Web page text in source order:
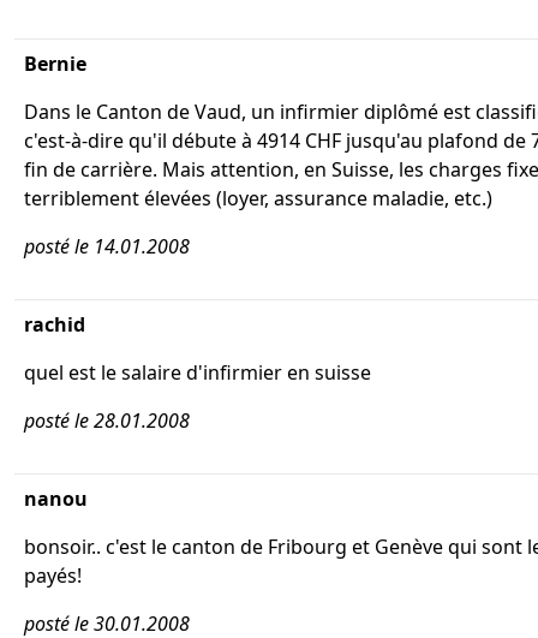
Bernie
Dans le Canton de Vaud, un infirmier diplômé est
c'est-à-dire qu'il débute à 4914 CHF jusqu'au plafond de
fin de carrière. Mais attention, en Suisse, les charges
terriblement élevées (loyer, assurance maladie, etc.)
posté le 14.01.2008
rachid
quel est le salaire d'infirmier en suisse
posté le 28.01.2008
nanou
bonsoir.. c'est le canton de Fribourg et Genève qui sont
payés!
posté le 30.01.2008